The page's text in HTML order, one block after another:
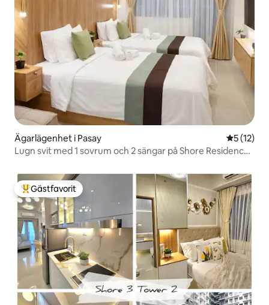
Ägarlägenhet i Pasay 5 av 5 i
5 (12)
Lugn svit med 1 sovrum och 2 sängar på Shore Residences
Populär gästfavorit
Gästfavorit